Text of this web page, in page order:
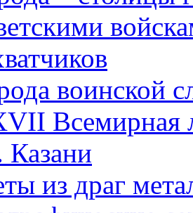
воинской
Всемирная
Казани
из драг